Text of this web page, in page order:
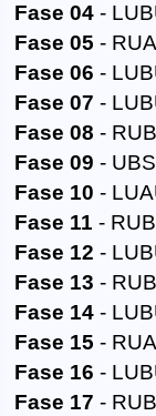
Fase 04 -
Fase 05 -
Fase 06 -
Fase 07 -
Fase 08 -
Fase 09 -
Fase 10 -
Fase 11 -
Fase 12 -
Fase 13 -
Fase 14 -
Fase 15 -
Fase 16 -
Fase 17 -